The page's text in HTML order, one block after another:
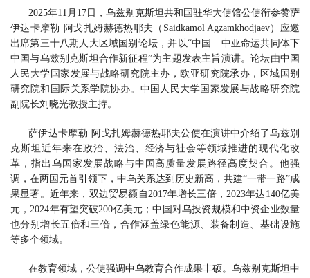
2025年11月17日，乌兹别克斯坦共和国驻华大使馆公使衔参赞萨
伊达卡摩勒·阿戈扎姆赫德热耶夫（Saidkamol Agzamkhodjaev）应邀
出席第三十八期人大区域国别论坛，并以“中国—中亚命运共同体下
中国与乌兹别克斯坦合作新征程”为主题发表主旨演讲。论坛由中国
人民大学国家发展与战略研究院主办，欧亚研究院承办，区域国别
研究院和国际关系学院协办。中国人民大学国家发展与战略研究院
副院长刘晓光教授主持。
萨伊达卡摩勒·阿戈扎姆赫德热耶夫公使在演讲中介绍了乌兹别
克斯坦近年来在政治、法治、经济与社会等领域推进的现代化改
革，指出乌国家发展战略与中国高质量发展路径高度契合。他强
调，在两国元首引领下，中乌关系达到历史新高，共建“一带一路”成
果显著。近年来，双边贸易额自2017年增长三倍，2023年达140亿美
元，2024年有望突破200亿美元；中国对乌投资规模和中资企业数量
也分别增长五倍和三倍，合作涵盖绿色能源、装备制造、基础设施
等多个领域。
在教育领域，公使强调中乌教育合作成果丰硕。乌兹别克斯坦中